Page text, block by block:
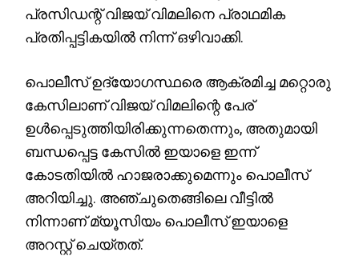
പ്രസിഡന്റ് വിജയ് വിമലിനെ പ്രാഥമിക
പ്രതിപ്പട്ടികയിൽ നിന്ന് ഒഴിവാക്കി.
പൊലീസ് ഉദ്യോഗസ്ഥരെ ആക്രമിച്ച മറ്റൊരു
കേസിലാണ് വിജയ് വിമലിന്റെ പേര്
ഉൾപ്പെടുത്തിയിരിക്കുന്നതെന്നും, അതുമായി
ബന്ധപ്പെട്ട കേസിൽ ഇയാളെ ഇന്ന്
കോടതിയിൽ ഹാജരാക്കുമെന്നും പൊലീസ്
അറിയിച്ചു. അഞ്ചുതെങ്ങിലെ വീട്ടിൽ
നിന്നാണ് മ്യൂസിയം പൊലീസ് ഇയാളെ
അറസ്റ്റ് ചെയ്തത്.